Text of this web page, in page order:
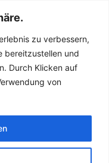
zu verbessern,
bereitzustellen und
Durch Klicken auf
von